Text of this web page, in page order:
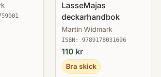
LasseMajas
deckarhandbok
Martin Widmark
ISBN: 9789178031696
110 kr
Bra skick